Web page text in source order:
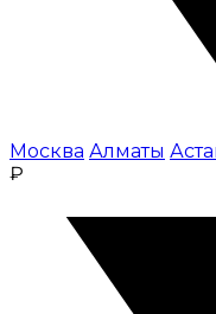
Москва Алматы
₽